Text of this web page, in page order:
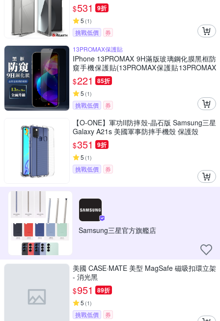
$531 9折
5 (1)
挑戰低價
券
13PROMAX保護貼
IPhone 13PROMAX 9H滿版玻璃鋼化膜黑框防
窺手機保護貼(13PROMAX保護貼13PROMAX
鋼化膜)
$221 85折
5 (1)
挑戰低價 券
【O-ONE】軍功II防摔殼-晶石版 Samsung三星
Galaxy A21s 美國軍事防摔手機殼 保護殼
$351 9折
5 (1)
挑戰低價 券
Samsung三星官方旗艦店
美國 CASE·MATE 美型 MagSafe 磁吸扣環立架
- 消光黑
$951 89折
5 (1)
挑戰低價 券